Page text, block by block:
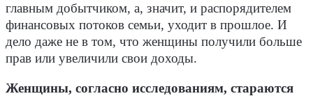
главным добытчиком, а, значит, и распорядителем
финансовых потоков семьи, уходит в прошлое. И
дело даже не в том, что женщины получили больше
прав или увеличили свои доходы.
Женщины, согласно исследованиям, стараются